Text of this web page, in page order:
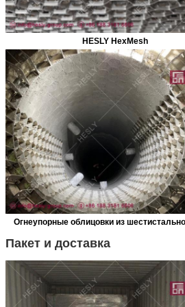
HESLY HexMesh
Огнеупорные облицовки из
Пакет и доставка